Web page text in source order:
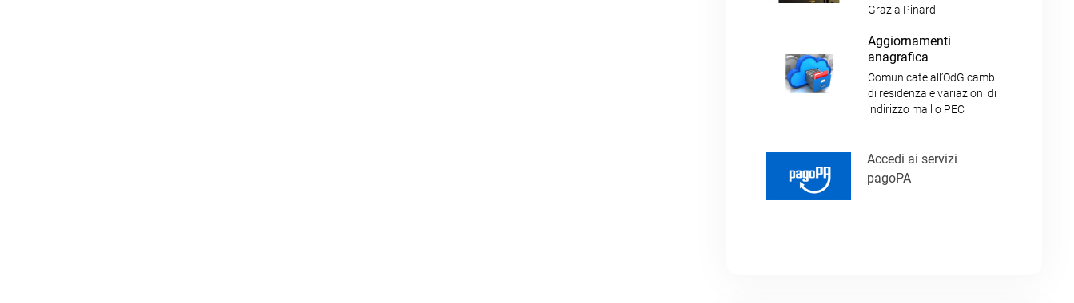
Grazia Pinardi
Aggiornamenti
anagrafica
Comunicate all’OdG cambi
di residenza e variazioni di
indirizzo mail o PEC
Accedi ai servizi
pagoPA